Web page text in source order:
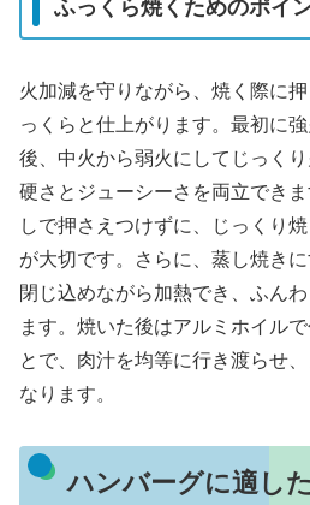
ふっくら焼くためのポイ
火加減を守りながら、焼く際に
っくらと仕上がります。最初に
後、中火から弱火にしてじっく
硬さとジューシーさを両立でき
しで押さえつけずに、じっくり
が大切です。さらに、蒸し焼き
閉じ込めながら加熱でき、ふん
ます。焼いた後はアルミホイル
とで、肉汁を均等に行き渡らせ
なります。
ハンバーグに適し